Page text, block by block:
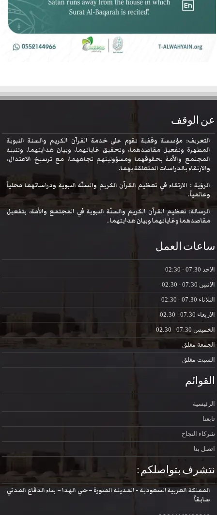
عن الوقف
التعريف: مؤسسة وقفية تقوم على خدمة القرآن الكريم والسنة النبوية
المطهرة وتفعيل مقاصدهما، وتحقيق غاياتهما، وبيان هدايتهما، وتنبيه
المجتمع والأمة بحقوقهما ومسؤوليتهم تجاههما، مع ترسيخ الاعتدال،
والارتقاء بالدراسات المتعلقة بهما.
الرؤية : الارتقاء في تعظيم القرآن الكريم والسنّة النبوية ودراساتهما محلياً
وعالمياً.
الرسالة: تعظيم القرآن الكريم والسنّة النبوية في المجتمع والأمة، بتفعيل
مقاصدهما وغاياتهما وبيان هدايتهما .
ساعات العمل
الاحد
الاثنين
الثلاثاء
الاربعاء
الخميس
الجمعة مغلق
السبت مغلق
القوائم
الرئيسية
تابعنا
شركاء النجاح
اتصل بنا
نتشرف بتواصلكم :
المملكة العربية السعودية - المدينة المنورة – حي الهدا – بناء الدفاع المدني
سابقاً